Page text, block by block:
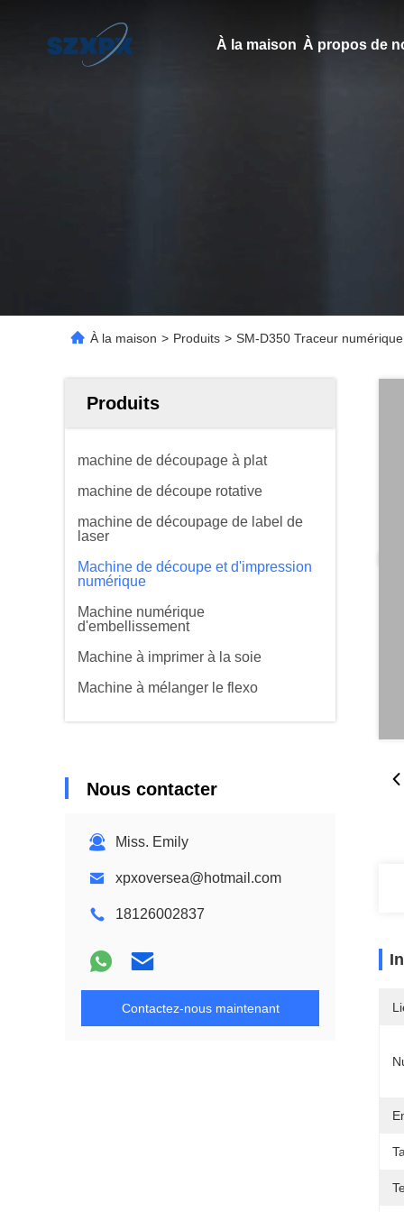
À la maison À propos de
À la maison > Produits > SM-D350 Traceur
Produits
machine de découpage à plat
machine de découpe rotative
machine de découpage de label de
laser
Machine de découpe et d'impression
numérique
Machine numérique
d'embellissement
Machine à imprimer à la soie
Machine à mélanger le flexo
Nous contacter
Miss. Emily
xpxoversea@hotmail.com
18126002837
Contactez-nous maintenant